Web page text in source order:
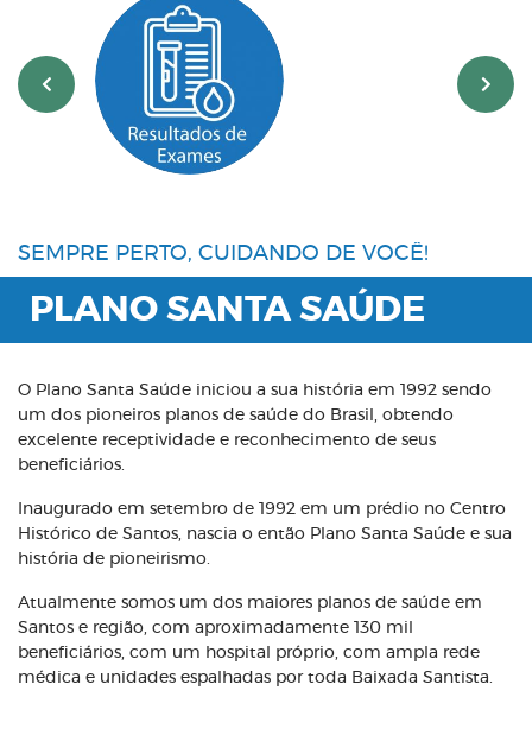
‹ ›
SEMPRE PERTO, CUIDANDO DE VOCÊ!
PLANO SANTA SAÚDE
O Plano Santa Saúde iniciou a sua história em 1992 sendo
um dos pioneiros planos de saúde do Brasil, obtendo
excelente receptividade e reconhecimento de seus
beneficiários.
Inaugurado em setembro de 1992 em um prédio no Centro
Histórico de Santos, nascia o então Plano Santa Saúde e sua
história de pioneirismo.
Atualmente somos um dos maiores planos de saúde em
Santos e região, com aproximadamente 130 mil
beneficiários, com um hospital próprio, com ampla rede
médica e unidades espalhadas por toda Baixada Santista.